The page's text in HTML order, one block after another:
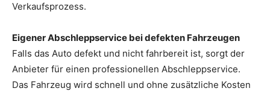
Verkaufsprozess.
Eigener Abschleppservice bei defekten Fahrzeugen
Falls das Auto defekt und nicht fahrbereit ist, sorgt der
Anbieter für einen professionellen Abschleppservice.
Das Fahrzeug wird schnell und ohne zusätzliche Kosten